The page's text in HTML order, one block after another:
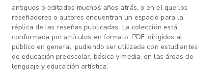
antiguos o editados muchos años atrás, o en el que los
reseñadores o autores encuentran un espacio para la
réplica de las reseñas publicadas. La colección está
conformada por artículos en formato .PDF, dirigidos al
público en general, pudiendo ser utilizada con estudiantes
de educación preescolar, básica y media, en las áreas de
lenguaje y educación artística.